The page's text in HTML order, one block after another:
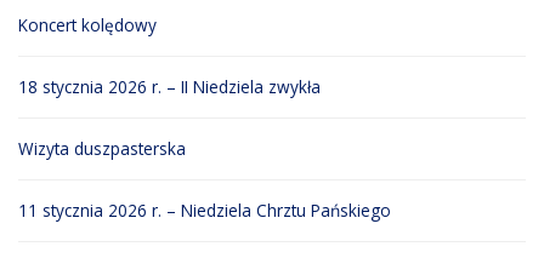
Koncert kolędowy
18 stycznia 2026 r. – II Niedziela zwykła
Wizyta duszpasterska
11 stycznia 2026 r. – Niedziela Chrztu Pańskiego